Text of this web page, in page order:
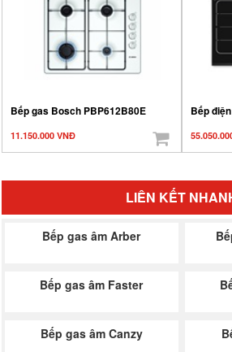
Bếp gas Bosch PBP612B80E
11.150.000 VNĐ
Bếp
LIÊN KẾT
Bếp gas âm Arber
Bếp gas âm Faster
Bếp gas âm Canzy